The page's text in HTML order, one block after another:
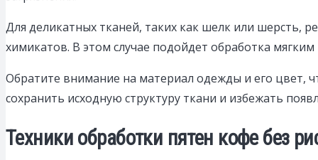
Для деликатных тканей, таких как шелк или шерсть,
химикатов. В этом случае подойдет обработка
Обратите внимание на материал одежды и его цвет,
сохранить исходную структуру ткани и избежать
Техники обработки пятен кофе без